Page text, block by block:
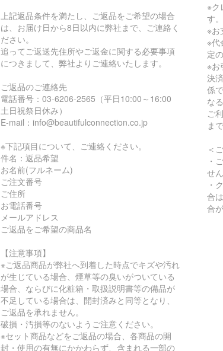
上記返品条件を満たし、ご返品をご希望の場合
は、お届け日から8日以内に弊社まで、ご連絡く
ださい。
追ってご返送先住所やご返金に関する必要事項
につきまして、弊社よりご連絡いたします。
ご返品のご連絡先
電話番号：03-6206-2565（平日10:00～16:00
土日祝祭日休み）
E-mail：info@beautifulconnection.co.jp
※下記項目について、ご連絡ください。
件名：返品希望
お名前(フルネーム)
ご注文番号
ご住所
お電話番号
メールアドレス
ご返品をご希望の商品名
【注意事項】
※ご返品商品が弊社へ到着した時点でキズや汚れ
が生じている場合、煙草等の臭いがついている
場合、ならびに化粧箱・取扱説明書等の備品が
不足している場合は、開封済みと同等となり、
ご返品を承れません。
破損・汚損等のないようご注意ください。
※セット商品などをご返品の場合、各商品の開
封・使用の有無にかかわらず、含まれる一部の
※ク
す。
※お
※代
定
※お
決
係
な
ご
ま
＜
・
せん
・
合
合